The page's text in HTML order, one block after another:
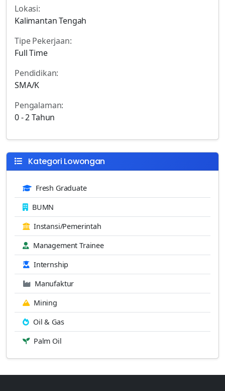
Lokasi:
Kalimantan Tengah
Tipe Pekerjaan:
Full Time
Pendidikan:
SMA/K
Pengalaman:
0 - 2 Tahun
Kategori Lowongan
Fresh Graduate
BUMN
Instansi/Pemerintah
Management Trainee
Internship
Manufaktur
Mining
Oil & Gas
Palm Oil